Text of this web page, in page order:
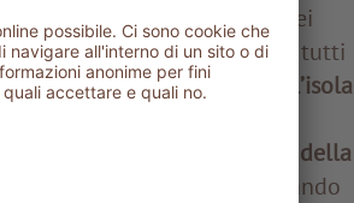
buon clima e all’eredità dei
francesi, spagnoli
- tutti
antichiintrodussero sull’isola
viticoltura
della
preparazione della
, dando